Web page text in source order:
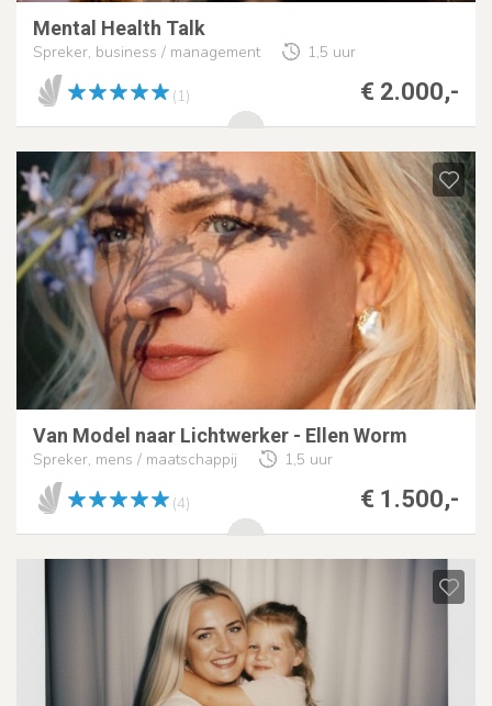
Mental Health Talk
Spreker, business / management 1,5 uur
€ 2.000,-
(1)
Van Model naar Lichtwerker - Ellen Worm
Spreker, mens / maatschappij 1,5 uur
€ 1.500,-
(4)